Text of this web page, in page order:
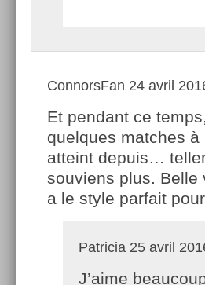
ConnorsFan 24 avril
Et pendant ce
quelques matches à
atteint depuis…
souviens plus. Belle
a le style parfait
Patricia 25 avril
J’aime